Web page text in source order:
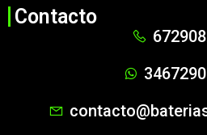
Contacto